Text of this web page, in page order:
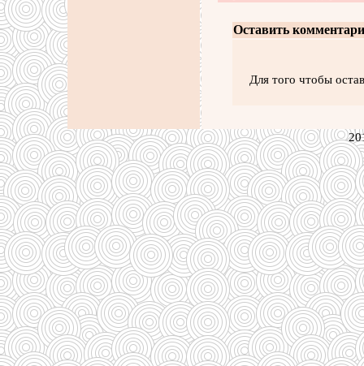
Оставить
Для того чтобы